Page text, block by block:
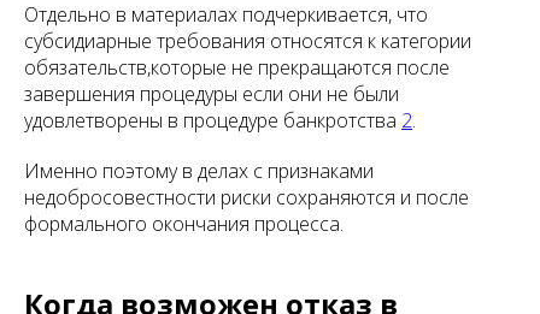
Отдельно в материалах подчеркивается, что
субсидиарные требования относятся к категории
обязательств,которые не прекращаются после
завершения процедуры если они не были
удовлетворены в процедуре банкротства 2.
Именно поэтому в делах с признаками
недобросовестности риски сохраняются и после
формального окончания процесса.
Когда возможен отказ в